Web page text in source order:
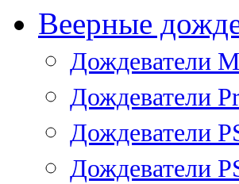
Веерные
Дождеватели
Дождеватели
Дождеватели
Дождеватели